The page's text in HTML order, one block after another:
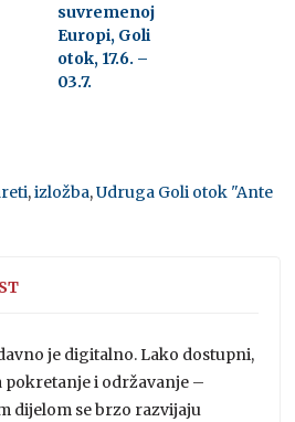
suvremenoj
Europi, Goli
otok, 17.6. –
03.7.
,izložba,Udruga Goli otok "Ante
je digitalno. Lako dostupni,
i održavanje –
dijelom se brzo razvijaju